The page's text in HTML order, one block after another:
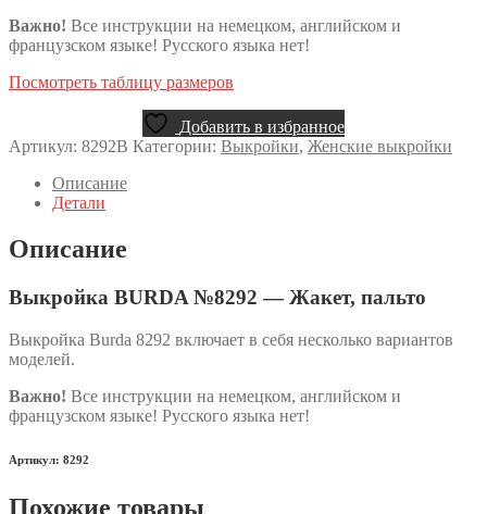
Важно! Все инструкции на немецком, английском и
французском языке! Русского языка нет!
Посмотреть таблицу размеров
Добавить в избранное
Артикул: 8292B Категории: Выкройки, Женские выкройки
Описание
Детали
Описание
Выкройка BURDA №8292 — Жакет, пальто
Выкройка Burda 8292 включает в себя несколько вариантов
моделей.
Важно! Все инструкции на немецком, английском и
французском языке! Русского языка нет!
Артикул: 8292
Похожие товары